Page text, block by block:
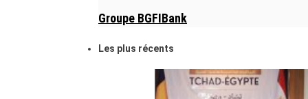
Groupe BGFIBank
Les plus récents